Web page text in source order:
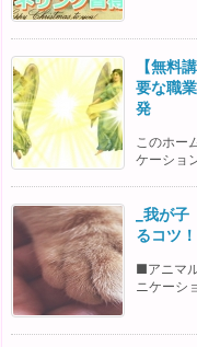
【無料
要な職
発
このホー
ケーショ
_我が
るコツ
■アニマ
ニケーシ